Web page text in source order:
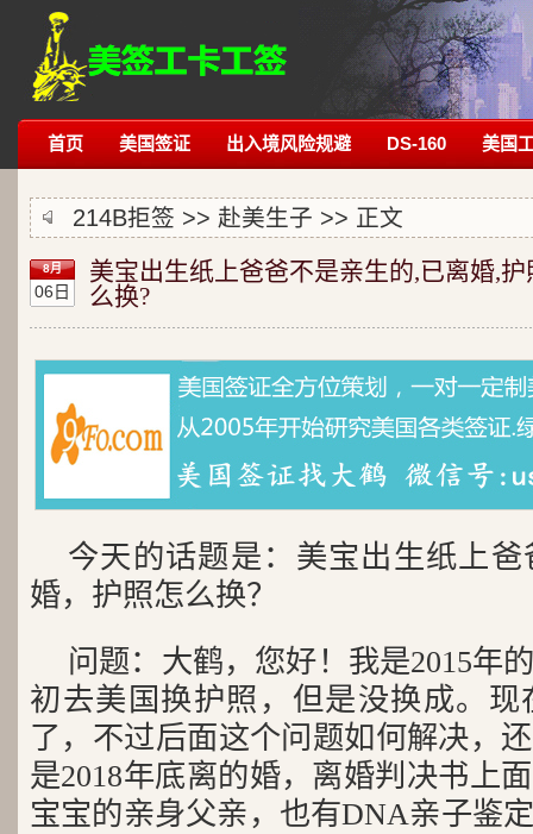
首页 美国签证 出入境风险规避 DS-160 美国
214B拒签 >> 赴美生子 >> 正文
8月
06日
美宝出生纸上爸爸不是亲生的,已离婚,护
么换?
今天的话题是：美宝出生纸上
婚，护照怎么换？
问题：大鹤，您好！我是2015年
初去美国换护照，但是没换成。
了，不过后面这个问题如何解决，
是2018年底离的婚，离婚判决书上
宝宝的亲身父亲，也有DNA亲子鉴